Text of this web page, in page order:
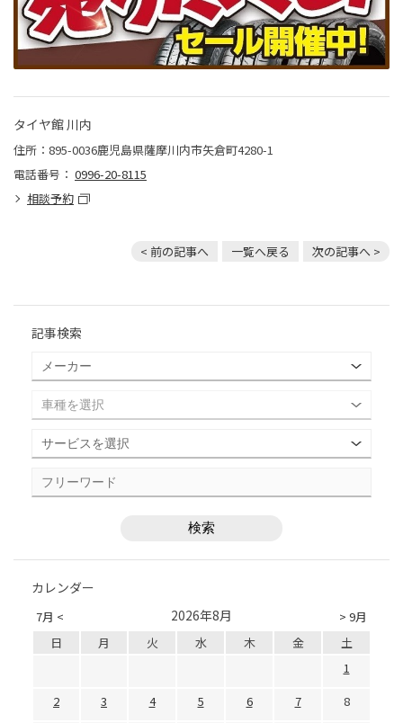
タイヤ館 川内
住所：895-0036鹿児島県薩摩川内市矢倉町4280-1
電話番号： 0996-20-8115
相談予約
< 前の記事へ 一覧へ戻る 次の記事へ >
記事検索
カレンダー
7月 < > 9月
2026年8月
日 月 火 水 木 金
土
1
2
3 4 5 6 7 8